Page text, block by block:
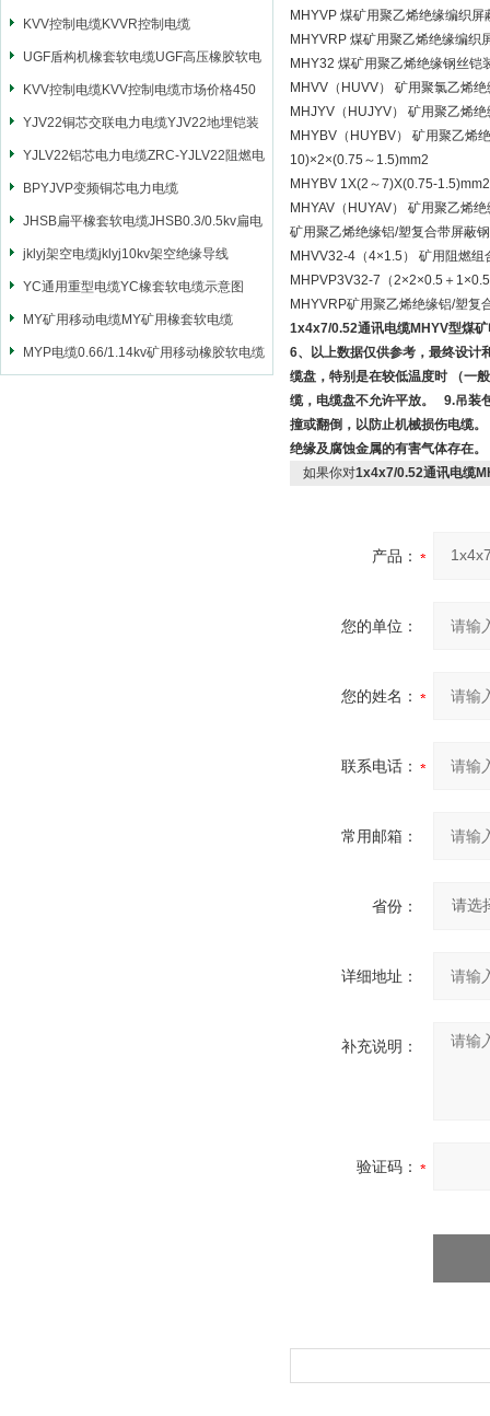
KVV控制电缆KVVR控制电缆
UGF盾构机橡套软电缆UGF高压橡胶软电
缆
KVV控制电缆KVV控制电缆市场价格450
YJV22铜芯交联电力电缆YJV22地埋铠装
电源电缆
YJLV22铝芯电力电缆ZRC-YJLV22阻燃电
力电缆
BPYJVP变频铜芯电力电缆
JHSB扁平橡套软电缆JHSB0.3/0.5kv扁电
缆
jklyj架空电缆jklyj10kv架空绝缘导线
YC通用重型电缆YC橡套软电缆示意图
MY矿用移动电缆MY矿用橡套软电缆
MYP电缆0.66/1.14kv矿用移动橡胶软电缆
MHYVP 煤矿用聚乙烯绝缘编织
MHYVRP 煤矿用聚乙烯绝缘编织
MHY32 煤矿用聚乙烯绝缘钢丝铠
MHVV（HUVV） 矿用聚氯乙烯
MHJYV（HUJYV） 矿用聚乙烯
MHYBV（HUYBV） 矿用聚乙烯
10)×2×(0.75～1.5)mm2
MHYBV 1X(2～7)X(0.75-1.5)mm2
MHYAV（HUYAV） 矿用聚乙烯
矿用聚乙烯绝缘铝/塑复合带屏蔽
MHVV32-4（4×1.5） 矿用阻燃
MHPVP3V32-7（2×2×0.5＋
MHYVRP矿用聚乙烯绝缘铝/塑复
1x4x7/0.52通讯电缆MHYV型煤矿
6、以上数据仅供参考，最终设计
缆盘，特别是在较低温度时 （一
缆，电缆盘不允许平放。 9.吊装
撞或翻倒，以防止机械损伤电缆
绝缘及腐蚀金属的有害气体存在。
如果你对1x4x7/0.52通讯电缆
产品：
您的单位：
您的姓名：
联系电话：
常用邮箱：
省份：
详细地址：
补充说明：
验证码：